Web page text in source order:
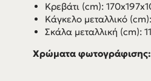
Κρεβάτι (cm):
Κάγκελο μεταλλικό
Σκάλα μεταλλική (cm):
Χρώματα φωτογράφισης: